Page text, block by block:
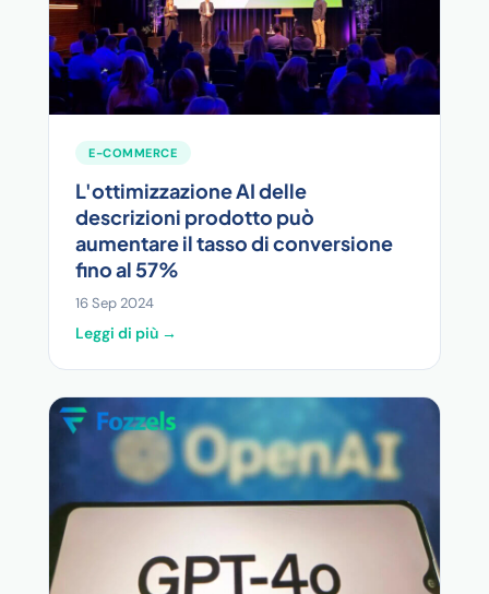
E-COMMERCE
L'ottimizzazione AI delle
descrizioni prodotto può
aumentare il tasso di conversione
fino al 57%
16 Sep 2024
Leggi di più →